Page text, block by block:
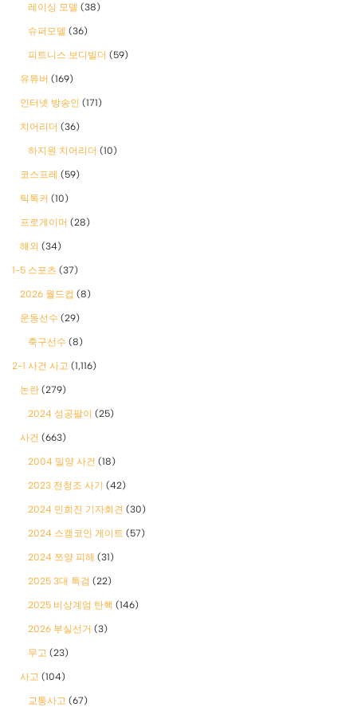
레이싱 모델 (38)
슈퍼모델 (36)
피트니스 보디빌더 (59)
유튜버 (169)
인터넷 방송인 (171)
치어리더 (36)
하지원 치어리더 (10)
코스프레 (59)
틱톡커 (10)
프로게이머 (28)
해외 (34)
1-5 스포츠 (37)
2026 월드컵 (8)
운동선수 (29)
축구선수 (8)
2-1 사건 사고 (1,116)
논란 (279)
2024 성공팔이 (25)
사건 (663)
2004 밀양 사건 (18)
2023 전청조 사기 (42)
2024 민희진 기자회견 (30)
2024 스캠코인 게이트 (57)
2024 쯔양 피해 (31)
2025 3대 특검 (22)
2025 비상계엄 탄핵 (146)
2026 부실선거 (3)
무고 (23)
사고 (104)
교통사고 (67)